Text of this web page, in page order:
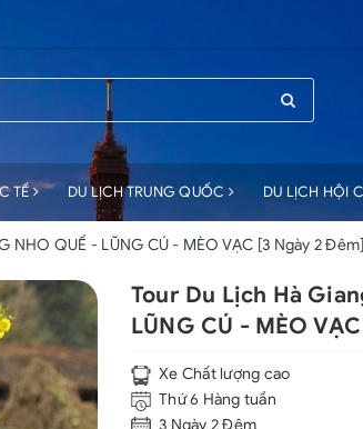
TẾ DU LỊCH TRUNG QUỐC DU LỊCH HỘI
NHO QUẾ - LŨNG CÚ - MÈO VẠC [3 Ngày 2
Tour Du Lịch Hà
LŨNG CÚ - MÈO
Xe Chất lượng cao
Thứ 6 Hàng tuần